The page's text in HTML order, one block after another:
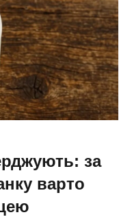
за
варто